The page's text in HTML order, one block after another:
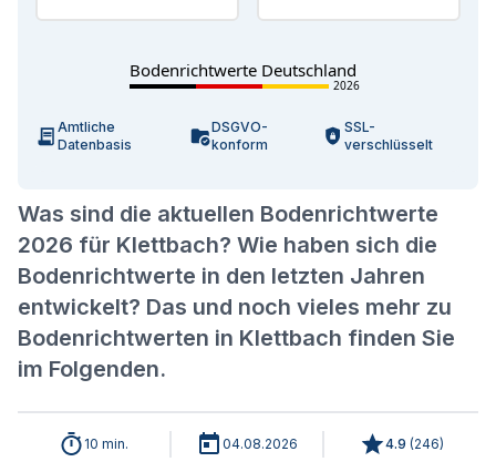
Was sind die aktuellen Bodenrichtwerte
2026 für Klettbach? Wie haben sich die
Bodenrichtwerte in den letzten Jahren
entwickelt? Das und noch vieles mehr zu
Bodenrichtwerten in Klettbach finden Sie
im Folgenden.
Bodenrichtwerte Deutschland
2026
Amtliche
Datenbasis
DSGVO-
konform
SSL-
verschlüsselt
10 min. 04.08.2026 4.9 (246)